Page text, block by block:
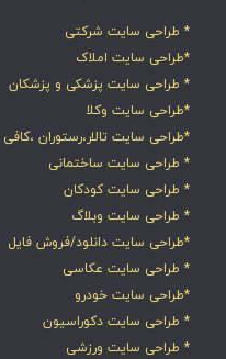
* طراحی سایت شرکتی
*طراحی سایت املاک
* طراحی سایت پزشکی و پزشکان
*طراحی سایت وکلا
*طراحی سایت تالار،رستوران
* طراحی سایت ساختمانی
* طراحی سایت کودکان
* طراحی سایت وبلاگ
*طراحی سایت دانلود/فروش فایل
* طراحی سایت عکاسی
*طراحی سایت خودرو
* طراحی سایت دکوراسیون
* طراحی سایت ورزشی